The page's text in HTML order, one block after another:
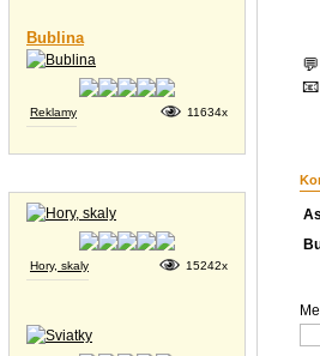
Bublina
Reklamy 11634x
Hory, skaly 15242x